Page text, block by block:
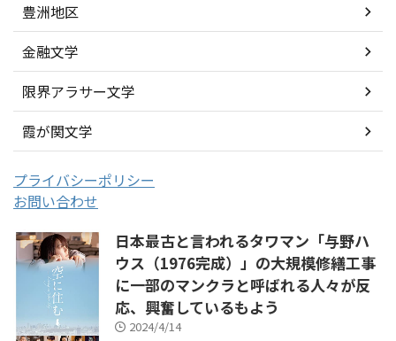
豊洲地区
金融文学
限界アラサー文学
霞が関文学
プライバシーポリシー
お問い合わせ
日本最古と言われるタワマン「与野ハ
ウス（1976完成）」の大規模修繕工事
に一部のマンクラと呼ばれる人々が反
応、興奮しているもよう
2024/4/14